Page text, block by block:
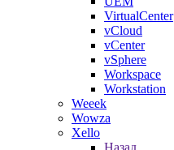
VirtualCenter
vCloud
vCenter
vSphere
Workspace
Workstation
Weeek
Wowza
Xello
Назад